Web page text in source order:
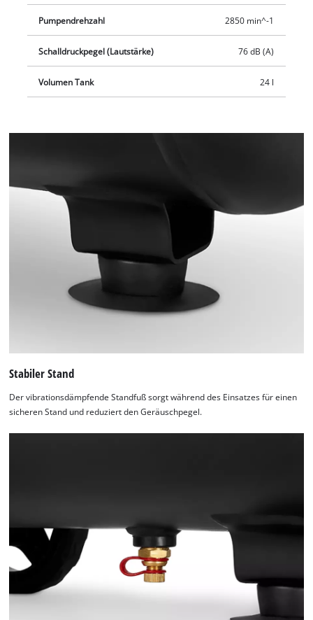
Pumpendrehzahl 2850 min^-1
Schalldruckpegel (Lautstärke) 76 dB (A)
Volumen Tank 24 l
Stabiler Stand
Der vibrationsdämpfende Standfuß sorgt während des Einsatzes für einen
sicheren Stand und reduziert den Geräuschpegel.